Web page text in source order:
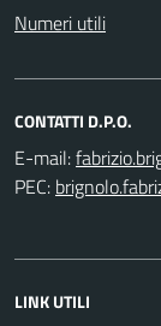
Numeri utili
CONTATTI D.P.O.
E-mail:
PEC:
LINK UTILI